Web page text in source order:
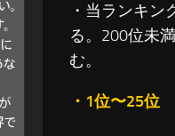
・当ランキ
る。200位未
む。
・1位〜25位